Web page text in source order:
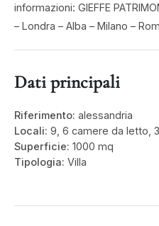
informazioni: GIEFFE
– Londra – Alba – Milano –
Dati principali
Riferimento: alessandria
Locali: 9, 6 camere da letto,
Superficie: 1000 mq
Tipologia: Villa